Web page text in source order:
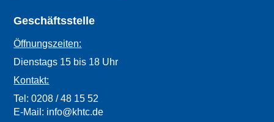
Geschäftsstelle
Öffnungszeiten:
Dienstags 15 bis 18 Uhr
Kontakt:
Tel:0208 / 48 15 52
E-Mail: info@khtc.de